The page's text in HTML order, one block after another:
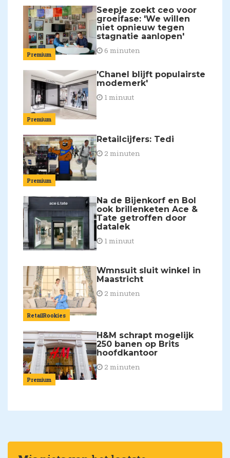
Premium
Seepje zoekt ceo voor
groeifase: 'We willen
niet opnieuw tegen
stagnatie aanlopen'
6 minuten
Premium
'Chanel blijft populairste
modemerk'
1 minuut
Premium
Retailcijfers: Tedi
2 minuten
Na de Bijenkorf en Bol
ook brillenketen Ace &
Tate getroffen door
datalek
1 minuut
RetailRookies
Wmnsuit sluit winkel in
Maastricht
2 minuten
Premium
H&M schrapt mogelijk
250 banen op Brits
hoofdkantoor
2 minuten